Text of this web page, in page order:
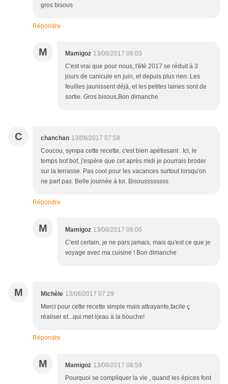
gros bisous
Répondre
M Mamigoz 13/08/2017 09:03
C'est vrai que pour nous, l'été 2017 se réduit à 3
jours de canicule en juin, et depuis plus rien. Les
feuilles jaunissent déjà, et les petites laines sont de
sortie. Gros bisous,Bon dimanche
C chanchan 13/08/2017 07:58
Coucou, sympa cette recette, c'est bien apétissant . Ici, le
temps bof bof, j'espère que cet après midi je pourrais broder
sur la terrasse. Pas cool pour les vacances surtout lorsqu'on
ne part pas. Belle journée à toi. Bisoussssssss
Répondre
M Mamigoz 13/08/2017 09:00
C'est certain, je ne pars jamais, mais qu'est ce que je
voyage avec ma cuisine ! Bon dimanche
M Michèle 13/08/2017 07:29
Merci pour cette recette simple mais attrayante,facile ç
réaliser et...qui met l(eau à la bouche!
Répondre
M Mamigoz 13/08/2017 08:59
Pourquoi se compliquer la vie , quand les épices font